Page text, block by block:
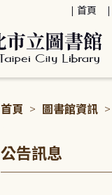
首頁
首頁 > 圖書館資訊
公告訊息